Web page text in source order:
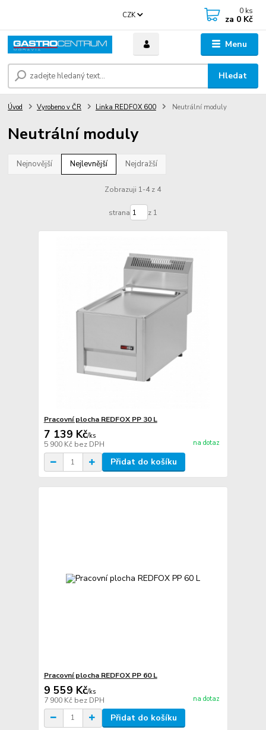
Menu
CZK
Hledat
0 ks
za 0 Kč
Úvod Vyrobeno v ČR Linka REDFOX 600 Neutrální moduly
Neutrální moduly
Nejnovější Nejlevnější Nejdražší
Zobrazuji 1-4 z 4
strana z 1
Pracovní plocha REDFOX PP 30 L
7 139 Kč/ks
5 900 Kč bez DPH na dotaz
Přidat do košíku
Pracovní plocha REDFOX PP 60 L
9 559 Kč/ks
7 900 Kč bez DPH na dotaz
Přidat do košíku